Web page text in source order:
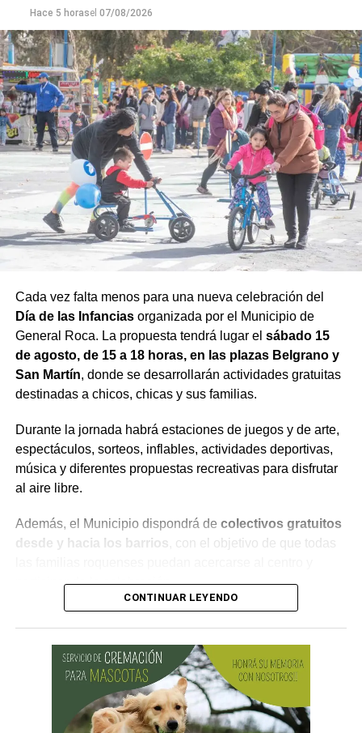
con las condiciones que presenta el río.
Hace 5 horasel 07/08/2026
Cada vez falta menos para una nueva celebración del
Día de las Infanciasorganizada por el Municipio de
General Roca. La propuesta tendrá lugar el sábado 15
de agosto, de 15 a 18 horas, en las plazas Belgrano y
San Martín, donde se desarrollarán actividades gratuitas
destinadas a chicos, chicas y sus familias.
Durante la jornada habrá estaciones de juegos y de arte,
espectáculos, sorteos, inflables, actividades deportivas,
música y diferentes propuestas recreativas para disfrutar
al aire libre.
Además, el Municipio dispondrá de colectivos gratuitos
desde y hacia los barrios , con el objetivo de que todas
participar de la celebración.
¿Por qué se celebra el Día de las
Infancias?
La conmemoración tiene su origen en una
recomendación realizada por la Organización de las
Naciones Unidas (ONU) en 1954, mediante la cual se
CONTINUAR LEYENDO